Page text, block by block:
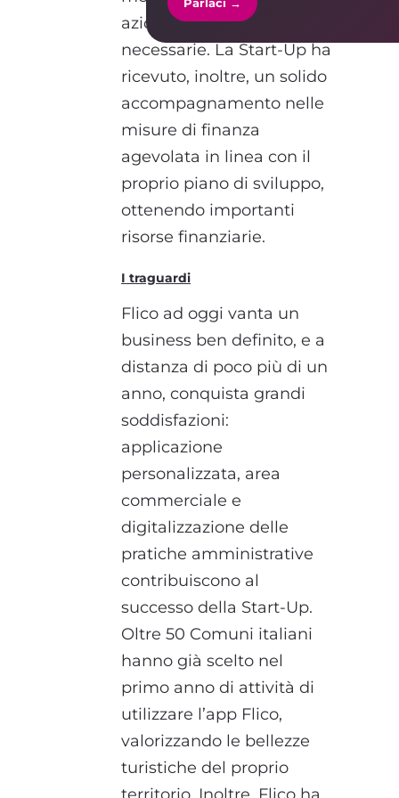
azioni commerciali
necessarie. La Start-Up ha
ricevuto, inoltre, un solido
accompagnamento nelle
misure di finanza
agevolata in linea con il
proprio piano di sviluppo,
ottenendo importanti
risorse finanziarie.
I traguardi
Flico ad oggi vanta un
business ben definito, e a
distanza di poco più di un
anno, conquista grandi
soddisfazioni:
applicazione
personalizzata, area
commerciale e
digitalizzazione delle
pratiche amministrative
contribuiscono al
successo della Start-Up.
Oltre 50 Comuni italiani
hanno già scelto nel
primo anno di attività di
utilizzare l’app Flico,
valorizzando le bellezze
turistiche del proprio